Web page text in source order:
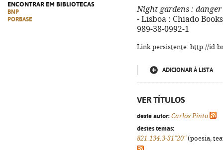
ENCONTRAR EM BIBLIOTECAS
BNP
PORBASE
Night gardens :
- Lisboa : Chiado
989-38-0992-1
Link persistente: http://
ADICIONAR À LISTA
VER TÍTULOS
deste autor: Carlos Pinto
destes temas:
821.134.3-31"20"(poesia,